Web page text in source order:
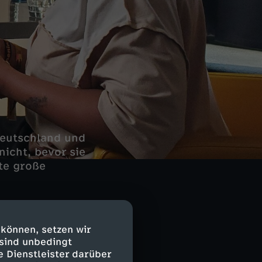
setzen wir
unbedingt
Dienstleister darüber
und
bevor sie
große
Auf das
emotional.
gar nicht